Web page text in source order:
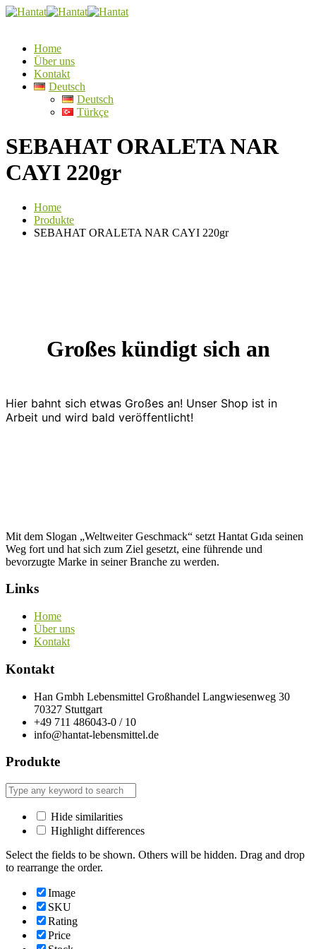
Home
Über uns
Kontakt
Deutsch
Deutsch
Türkçe
SEBAHAT ORALETA NAR
CAYI 220gr
Home
Produkte
SEBAHAT ORALETA NAR CAYI 220gr
Großes kündigt sich an
Hier bahnt sich etwas Großes an! Unser Shop ist in
Arbeit und wird bald veröffentlicht!
Mit dem Slogan „Weltweiter Geschmack“ setzt Hantat Gıda seinen
Weg fort und hat sich zum Ziel gesetzt, eine führende und
bevorzugte Marke in seiner Branche zu werden.
Links
Home
Über uns
Kontakt
Kontakt
Han Gmbh Lebensmittel Großhandel Langwiesenweg 30
70327 Stuttgart
+49 711 486043-0 / 10
info@hantat-lebensmittel.de
Produkte
Hide similarities
Highlight differences
Select the fields to be shown. Others will be hidden. Drag and drop
to rearrange the order.
Image
SKU
Rating
Price